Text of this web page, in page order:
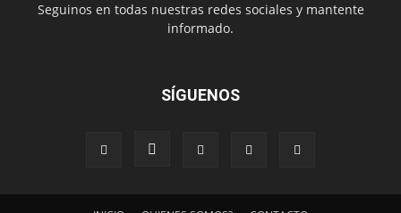
Seguinos en todas nuestras redes sociales y mantente
informado.
SÍGUENOS